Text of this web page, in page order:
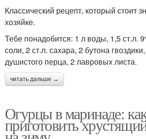
Классический рецепт, который стоит
хозяйке.
Тебе понадобится: 1 л воды, 1,5 ст.л.
соли, 2 ст.л. сахара, 2 бутона
душистого перца, 2 лавровых листа.
читать дальше →
Огурцы в маринаде:
приготовить